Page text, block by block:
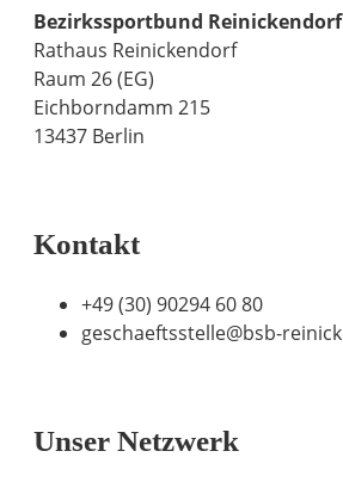
Bezirkssportbund Reinickendorf
Rathaus Reinickendorf
Raum 26 (EG)
Eichborndamm 215
13437 Berlin
Kontakt
+49 (30) 90294 60 80
geschaeftsstelle@bsb-
Unser Netzwerk